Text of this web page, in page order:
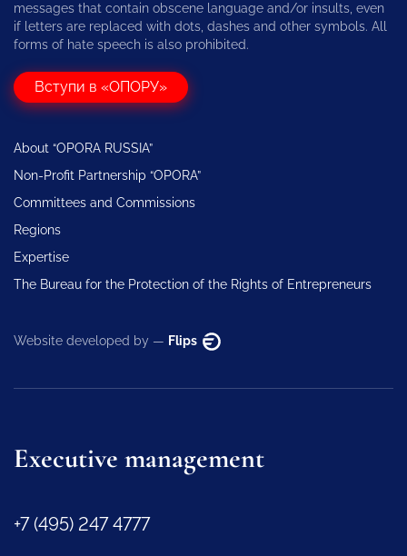
messages that contain obscene language and/or insults, even
if letters are replaced with dots, dashes and other symbols. All
forms of hate speech is also prohibited.
Вступи в «ОПОРУ»
About “OPORA RUSSIA”
Non-Profit Partnership “OPORA”
Committees and Commissions
Regions
Expertise
The Bureau for the Protection of the Rights of Entrepreneurs
Website developed by — Flips
Executive management
+7 (495) 247 4777